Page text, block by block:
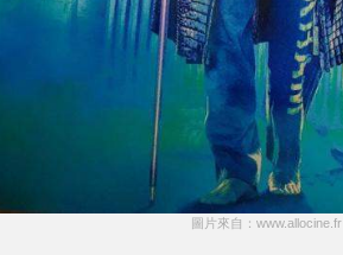
圖片來自：www.allocine.fr